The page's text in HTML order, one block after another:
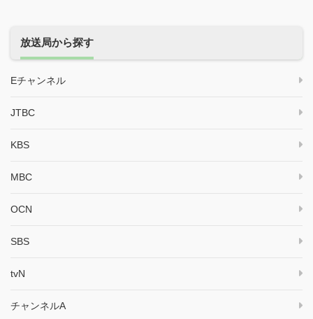
放送局から探す
Eチャンネル
JTBC
KBS
MBC
OCN
SBS
tvN
チャンネルA